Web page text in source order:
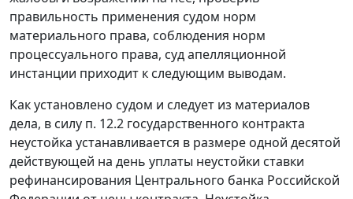
правильность применения судом норм
материального права, соблюдения норм
процессуального права, суд апелляционной
инстанции приходит к следующим выводам.
Как установлено судом и следует из материалов
дела, в силу п. 12.2 государственного контракта
неустойка устанавливается в размере одной десятой
действующей на день уплаты неустойки ставки
рефинансирования Центрального банка Российской